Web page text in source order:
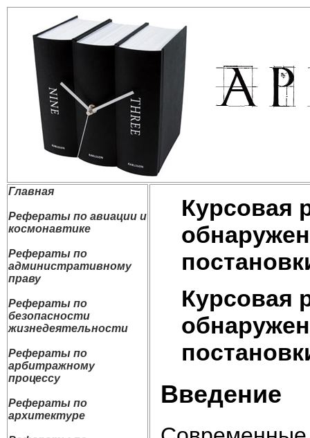
Главная
Рефераты по авиации и
космонавтике
Рефераты по
административному
праву
Рефераты по
безопасности
жизнедеятельности
Рефераты по
арбитражному
процессу
Рефераты по
архитектуре
Курсовая
Курсовая
Введение